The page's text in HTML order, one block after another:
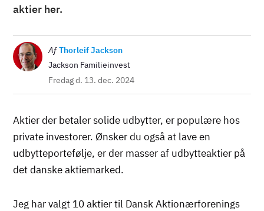
aktier her.
Billede Af Thorleif Jackson
Jackson Familieinvest
Fredag d. 13. dec. 2024
Aktier der betaler solide udbytter, er populære hos
private investorer. Ønsker du også at lave en
udbytteportefølje, er der masser af udbytteaktier på
det danske aktiemarked.
Jeg har valgt 10 aktier til Dansk Aktionærforenings